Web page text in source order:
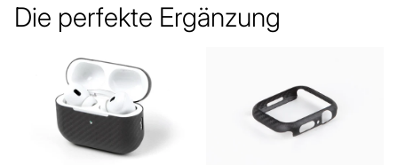
Die perfekte Ergänzung